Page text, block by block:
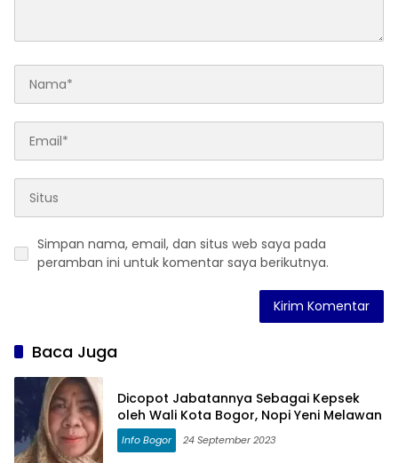
Simpan nama, email, dan situs web saya pada
peramban ini untuk komentar saya berikutnya.
Baca Juga
Dicopot Jabatannya Sebagai Kepsek
oleh Wali Kota Bogor, Nopi Yeni Melawan
Info Bogor 24 September 2023